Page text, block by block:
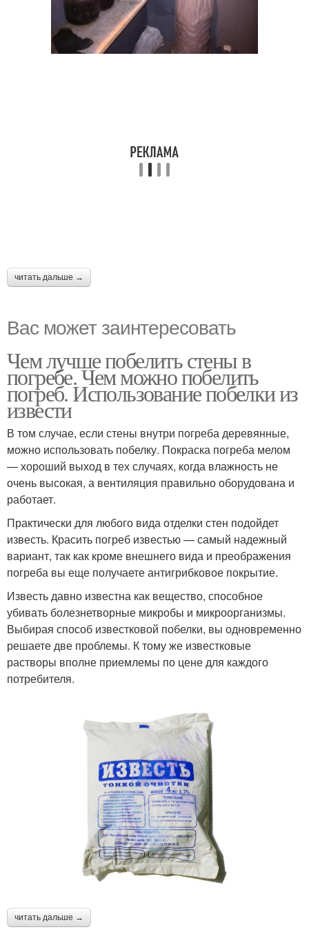
читать дальше →
Вас может заинтересовать
Чем лучше побелить стены в
погребе. Чем можно побелить
погреб. Использование побелки из
извести
В том случае, если стены внутри погреба деревянные,
можно использовать побелку. Покраска погреба мелом
— хороший выход в тех случаях, когда влажность не
очень высокая, а вентиляция правильно оборудована и
работает.
Практически для любого вида отделки стен подойдет
известь. Красить погреб известью — самый надежный
вариант, так как кроме внешнего вида и преображения
погреба вы еще получаете антигрибковое покрытие.
Известь давно известна как вещество, способное
убивать болезнетворные микробы и микроорганизмы.
Выбирая способ известковой побелки, вы одновременно
решаете две проблемы. К тому же известковые
растворы вполне приемлемы по цене для каждого
потребителя.
читать дальше →